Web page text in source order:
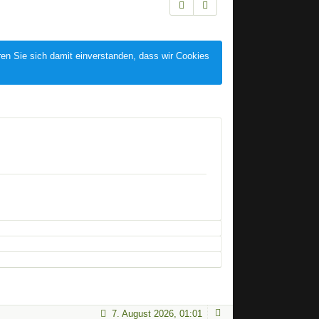
Sie sich damit einverstanden, dass wir Cookies
7. August 2026, 01:01